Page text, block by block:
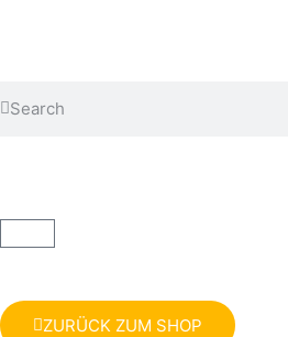
ZURÜCK ZUM SHOP